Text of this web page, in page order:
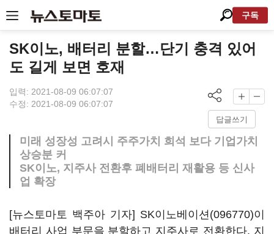
구독
SK이노, 배터리 분할…단기 충격 있어
도 길게 보면 호재
입력: 2021-08-09 06:07:07
수정: 2021-08-09 06:07:07
답글쓰기
미래 성장성 고려시 주주가치 희석 보다 기업가치
상승분 커
SK이노, 지주사 전환후 폐배터리 재활용 등 신사
업 확장
[뉴스토마토 백주아 기자] SK이노베이션(096770)이
배터리 사업 부문을 분할하고 지주사로 전환한다. 지